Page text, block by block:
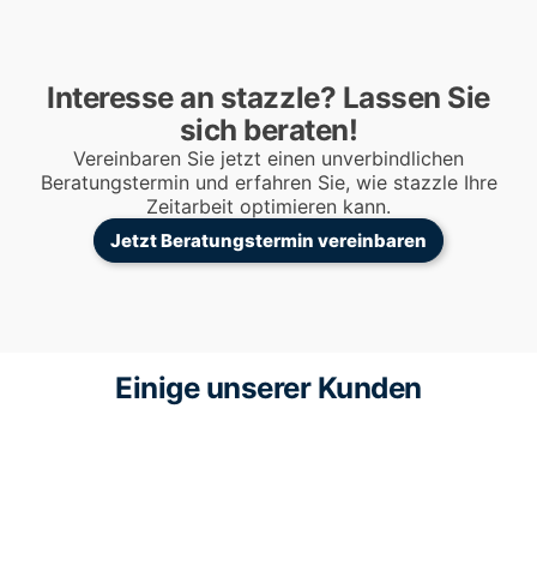
Interesse an stazzle? Lassen Sie
sich beraten!
Vereinbaren Sie jetzt einen unverbindlichen
Beratungstermin und erfahren Sie, wie stazzle Ihre
Zeitarbeit optimieren kann.
Jetzt Beratungstermin vereinbaren
Einige unserer Kunden